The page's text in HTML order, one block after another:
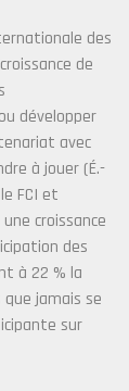
des
de
développer
avec
à jouer (É.-
FCI et
croissance
des
à 22 % la
jamais se
sur